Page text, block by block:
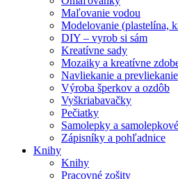
Maľovanie vodou
Modelovanie (plastelína,
DIY – vyrob si sám
Kreatívne sady
Mozaiky a kreatívne
Navliekanie a prevliekanie
Výroba šperkov a ozdôb
Vyškriabavačky
Pečiatky
Samolepky a
Zápisníky a pohľadnice
Knihy
Knihy
Pracovné zošity